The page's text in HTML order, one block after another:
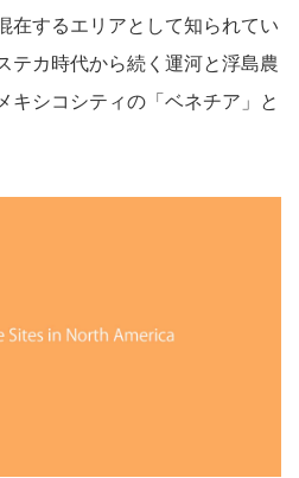
在するエリアとして知られてい
テカ時代から続く運河と浮島農
キシコシティの「ベネチア」と